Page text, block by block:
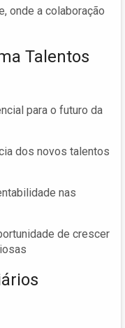
onde a colaboração
Talentos
para o futuro da
dos novos talentos
nas
de crescer